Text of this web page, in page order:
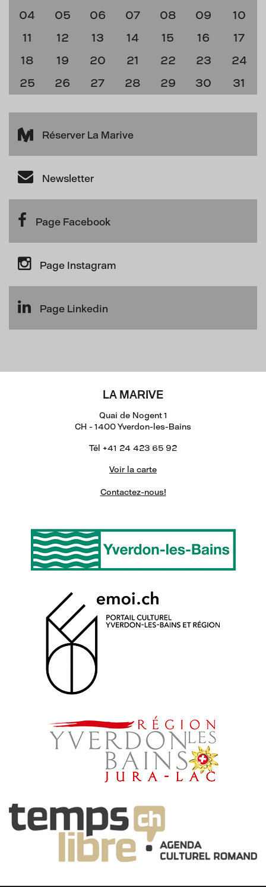
04
05 06 07 08 09
10
11
12 13 14 15 16
17
18
19 20 21 22 23
24
25
26 27 28 29 30 31
Réserver La Marive
Newsletter
Page Facebook
Page Instagram
Page Linkedin
LA MARIVE
Quai de Nogent 1
CH - 1400 Yverdon-les-Bains
Tél +41 24 423 65 92
Voir la carte
Contactez-nous!